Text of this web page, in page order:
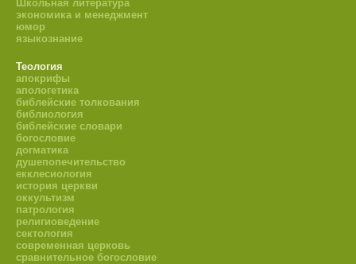
Школьная литература
экономика и менеджмент
юмор
языкознание
Теология
апокрифы
апологетика
библейские толкования
библиология
библейские словари
богословие
догматика
душепопечительство
екклесиология
история церкви
оккультизм
патрология
религиоведение
сектология
современная церковь
сравнительное богословие